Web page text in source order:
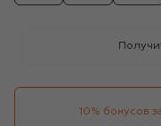
10% бонусов